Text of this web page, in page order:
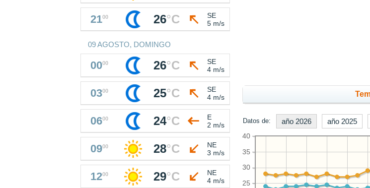
Datos de: año 2026 año 2025
25
30
35
40
2100 26°C
SE
5 m/s
09 AGOSTO, DOMINGO
0000 26°C
SE
4 m/s
0300 25°C
SE
4 m/s
0600 24°C
E
2 m/s
0900 28°C
NE
3 m/s
1200 29°C
NE
4 m/s